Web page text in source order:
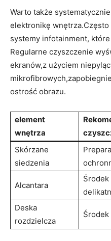
Warto także
elektronikę
systemy infotainment,
Regularne czyszczenie
ekranów,z użyciem
ostrość obrazu.
element
wnętrza
Skórzane
siedzenia
Alcantara
Deska
rozdzielcza